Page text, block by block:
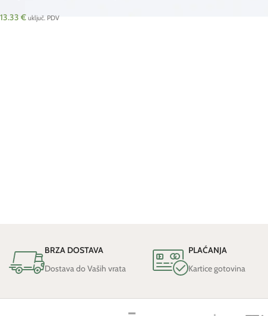
13.33 € uključ. PDV
BRZA DOSTAVA
Dostava do Vaših vrata
PLAĆANJA
Kartice gotovina